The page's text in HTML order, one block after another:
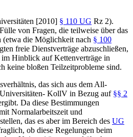
[2010] § 110 UG Rz 2).
von Fragen, die teilweise über das
(etwa die Möglichkeit nach § 100
freie Dienstverträge abzuschließen,
Hinblick auf Kettenverträge in
keine bloßen Teilzeitprobleme sind.
das sich aus dem All-
KollV in Bezug auf §§ 2
Da diese Bestimmungen
Normalarbeitszeit und
das es aber im Bereich des UG
ob diese Regelungen beim